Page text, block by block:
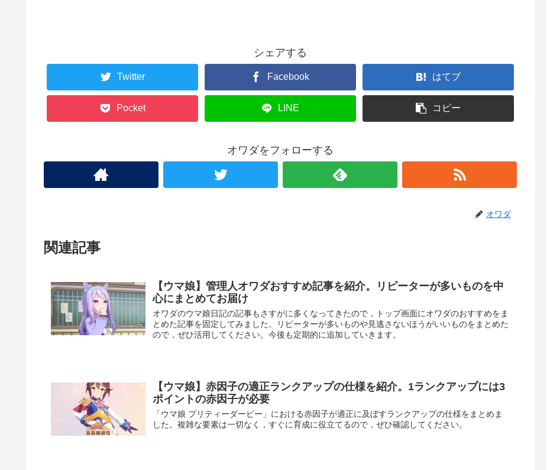
シェアする
Twitter Facebook はてブ
Pocket LINE コピー
オワダをフォローする
オワダ
関連記事
【ウマ娘】管理人オワダおすすめ記事を紹介。リピーターが多いものを中
心にまとめてお届け
オワダのウマ娘日記の記事もさすがに多くなってきたので，トップ画面にオワダのおすすめをま
とめた記事を固定してみました。リピーターが多いものや見逃さないほうがいいものをまとめた
ので，ぜひ活用してください。今後も定期的に追加していきます。
【ウマ娘】赤因子の適正ランクアップの仕様を紹介。1ランクアップには3
ポイントの赤因子が必要
「ウマ娘 プリティーダービー」における赤因子が適正に及ぼすランクアップの仕様をまとめま
した。複雑な要素は一切なく，すぐに育成に役立てるので，ぜひ確認してください。